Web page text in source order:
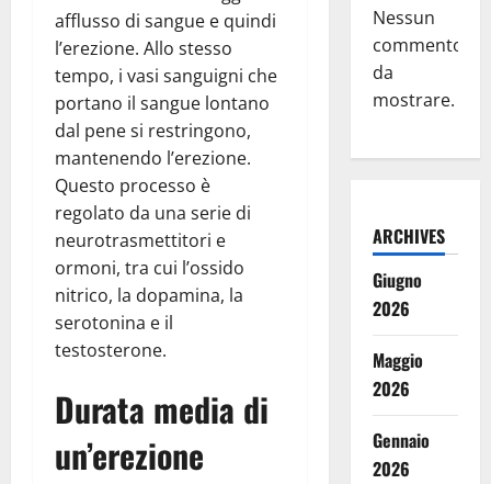
afflusso di sangue e quindi
l’erezione. Allo stesso
tempo, i vasi sanguigni che
portano il sangue lontano
dal pene si restringono,
mantenendo l’erezione.
Questo processo è
regolato da una serie di
neurotrasmettitori e
ormoni, tra cui l’ossido
nitrico, la dopamina, la
serotonina e il
testosterone.
Durata media di
un’erezione
Nessun
commento
da
mostrare.
ARCHIVES
Giugno
2026
Maggio
2026
Gennaio
2026